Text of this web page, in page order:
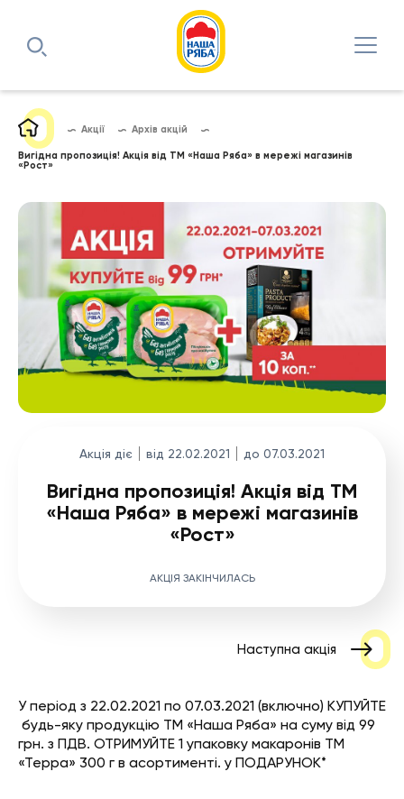
Акції Архів акцій
Вигідна пропозиція! Акція від ТМ «Наша Ряба» в мережі магазинів
«Рост»
Акція діє від 22.02.2021 до 07.03.2021
Вигідна пропозиція! Акція від ТМ
«Наша Ряба» в мережі магазинів
«Рост»
АКЦІЯ ЗАКІНЧИЛАСЬ
Наступна акція
У період з 22.02.2021 по 07.03.2021 (включно) КУПУЙТЕ
будь-яку продукцію ТМ «Наша Ряба» на суму від 99
грн. з ПДВ. ОТРИМУЙТЕ 1 упаковку макаронів ТМ
«Терра» 300 г в асортименті. у ПОДАРУНОК*